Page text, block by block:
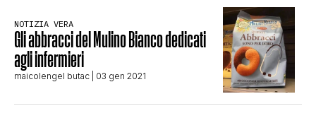
SCIENZA E TECNOLOGIA
NOTIZIA VERA
Gli abbracci del Mulino Bianco dedicati
agli infermieri
maicolengel butac | 03 gen 2021